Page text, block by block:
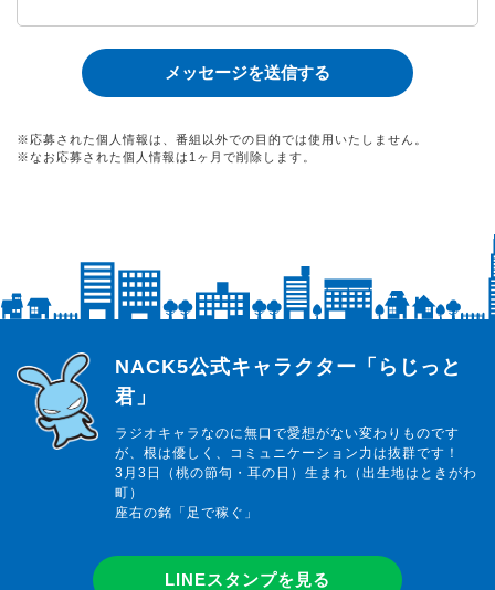
※応募された個人情報は、番組以外での目的では使用いたしません。
※なお応募された個人情報は1ヶ月で削除します。
らじっと君
NACK5公式キャラクター「らじっと
君」
ラジオキャラなのに無口で愛想がない変わりものです
が、根は優しく、コミュニケーション力は抜群です！
3月3日（桃の節句・耳の日）生まれ（出生地はときがわ
町）
座右の銘「足で稼ぐ」
LINEスタンプを見る